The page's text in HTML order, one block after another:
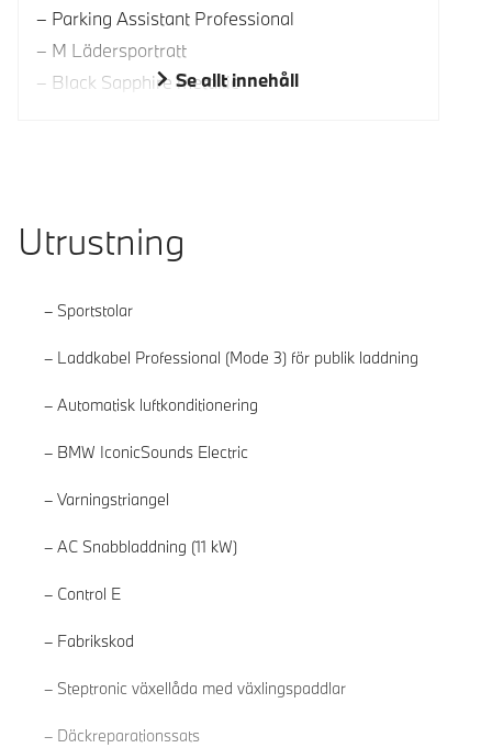
Parking Assistant Professional
M Lädersportratt
Black Sapphire metallicSe allt innehåll
Utrustning
Sportstolar
Laddkabel Professional (Mode 3) för publik laddning
Automatisk luftkonditionering
BMW IconicSounds Electric
Varningstriangel
AC Snabbladdning (11 kW)
Control E
Fabrikskod
Steptronic växellåda med växlingspaddlar
Däckreparationssats